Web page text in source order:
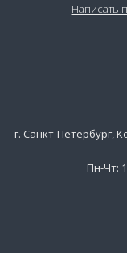
Написать
г. Санкт-Петербург,
Пн-Чт: